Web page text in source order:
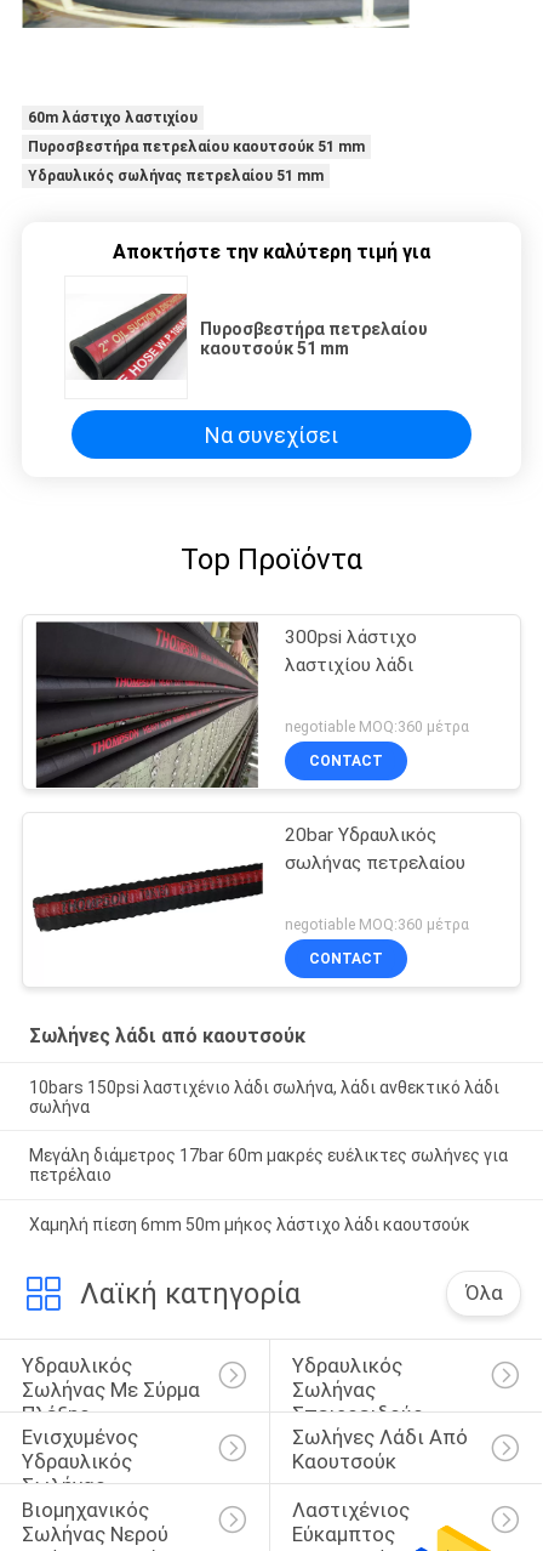
60m λάστιχο λαστιχίου
Πυροσβεστήρα πετρελαίου καουτσούκ 51 mm
Υδραυλικός σωλήνας πετρελαίου 51 mm
Αποκτήστε την καλύτερη τιμή για
Πυροσβεστήρα πετρελαίου
καουτσούκ 51 mm
Να συνεχίσει
Top Προϊόντα
300psi λάστιχο
λαστιχίου λάδι
negotiable MOQ:360 μέτρα
CONTACT
20bar Υδραυλικός
σωλήνας πετρελαίου
negotiable MOQ:360 μέτρα
CONTACT
Σωλήνες λάδι από καουτσούκ
10bars 150psi λαστιχένιο λάδι σωλήνα, λάδι ανθεκτικό λάδι
σωλήνα
Μεγάλη διάμετρος 17bar 60m μακρές ευέλικτες σωλήνες για
πετρέλαιο
Χαμηλή πίεση 6mm 50m μήκος λάστιχο λάδι καουτσούκ
Λαϊκή κατηγορία Όλα
Υδραυλικός
Σωλήνας Με Σύρμα
Πλέξης
Υδραυλικός
Σωλήνας
Σπειροειδούς
Καλωδίου
Ενισχυμένος
Υδραυλικός
Σωλήνας
Σωλήνες Λάδι Από
Καουτσούκ
Βιομηχανικός
Σωλήνας Νερού
Λαστιχένιος
Εύκαμπτος